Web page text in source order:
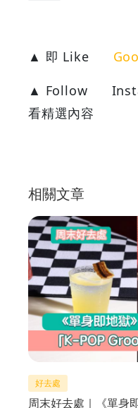
▲ 即 Like
▲ Follow
看精選內容
相關文章
好去處
周末好去處｜《單身